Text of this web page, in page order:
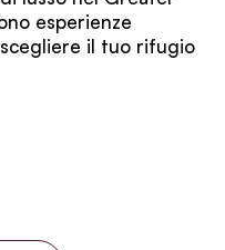
esperienze
il tuo rifugio